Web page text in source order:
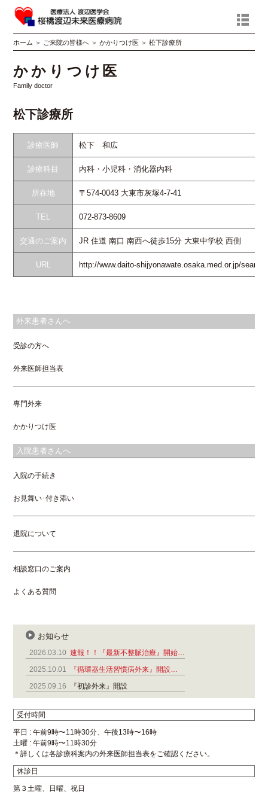
ホーム ＞ ご来院の皆様へ ＞かかりつけ医 ＞松下診療所
かかりつけ医
Family doctor
松下診療所
診療医師 松下 和広
診療科目 内科・小児科・消化器内科
所在地 〒574-0043 大東市灰塚4-7-41
TEL 072-873-8609
交通のご案内 JR 住道 南口 南西へ徒歩15分 大東中学校 西側
URL http://www.daito-shijyonawate.osaka.med.or.jp/
外来患者さんへ
受診の方へ
外来医師担当表
専門外来
かかりつけ医
入院患者さんへ
入院の手続き
お見舞い･付き添い
退院について
相談窓口のご案内
よくある質問
お知らせ
2026.03.10 速報！！『最新不整脈治療』開始…
2025.10.01
『循環器生活習慣病外来』開設…
2025.09.16
『初診外来』開設
受付時間
平日 : 午前9時〜11時30分、午後13時〜16時
土曜 : 午前9時〜11時30分
＊詳しくは各診療科案内の外来医師担当表をご確認ください。
休診日
第３土曜、日曜、祝日